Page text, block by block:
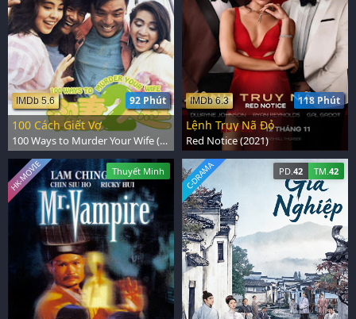
92 Phút
IMDb 5.6
100 Cách Giết Vợ
100 Ways to Murder Your Wife (1986)
118 Phút
IMDb 6.3
Lệnh Truy Nã Đỏ
Red Notice (2021)
Thuyết Minh
HK-MOVIE PD.42 TM.42
C-DRAMA